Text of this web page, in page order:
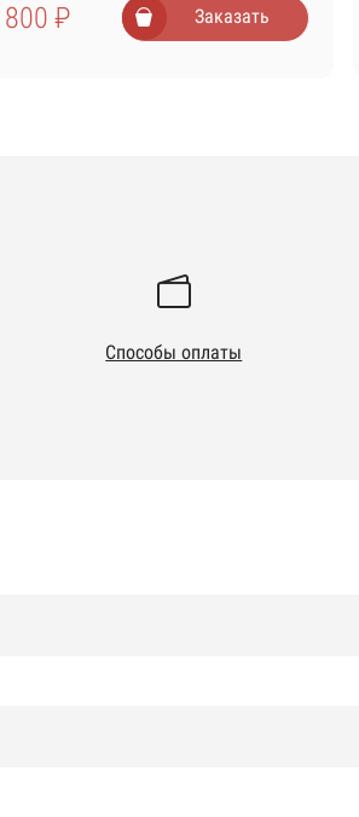
800 ₽ Заказать
Способы оплаты